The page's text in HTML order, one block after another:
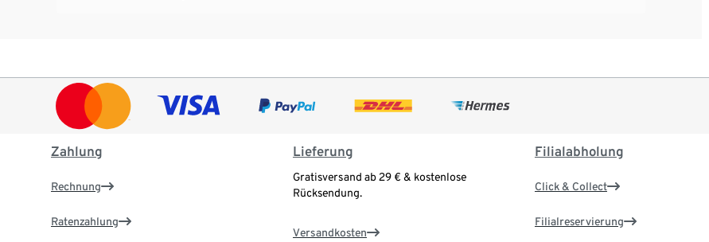
Zahlung
Rechnung
Ratenzahlung
Lieferung
Gratisversand ab 29 € & kostenlose
Rücksendung.
Versandkosten
Filialabholung
Click & Collect
Filialreservierung